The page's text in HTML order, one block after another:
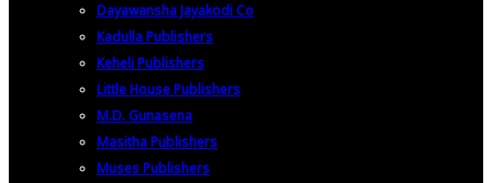
Dayawansha Jayakodi Co
Kadulla Publishers
Keheli Publishers
Little House Publishers
M.D. Gunasena
Masitha Publishers
Muses Publishers